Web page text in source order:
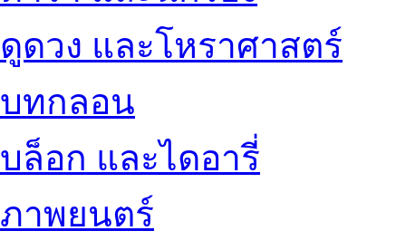
ดูดวง และโหราศาสตร์
บทกลอน
บล็อก และไดอารี่
ภาพยนตร์